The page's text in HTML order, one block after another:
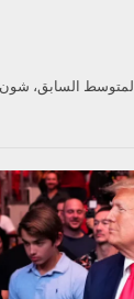
السابق، شون